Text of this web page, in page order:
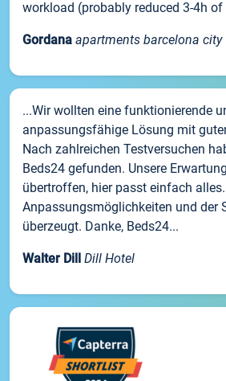
workload (probably reduced 3-4h of
Gordana apartments barcelona city
...Wir wollten eine funktionierende
anpassungsfähige Lösung mit
Nach zahlreichen Testversuchen
Beds24 gefunden. Unsere
übertroffen, hier passt einfach
Anpassungsmöglichkeiten und der
überzeugt. Danke, Beds24...
Walter Dill Dill Hotel